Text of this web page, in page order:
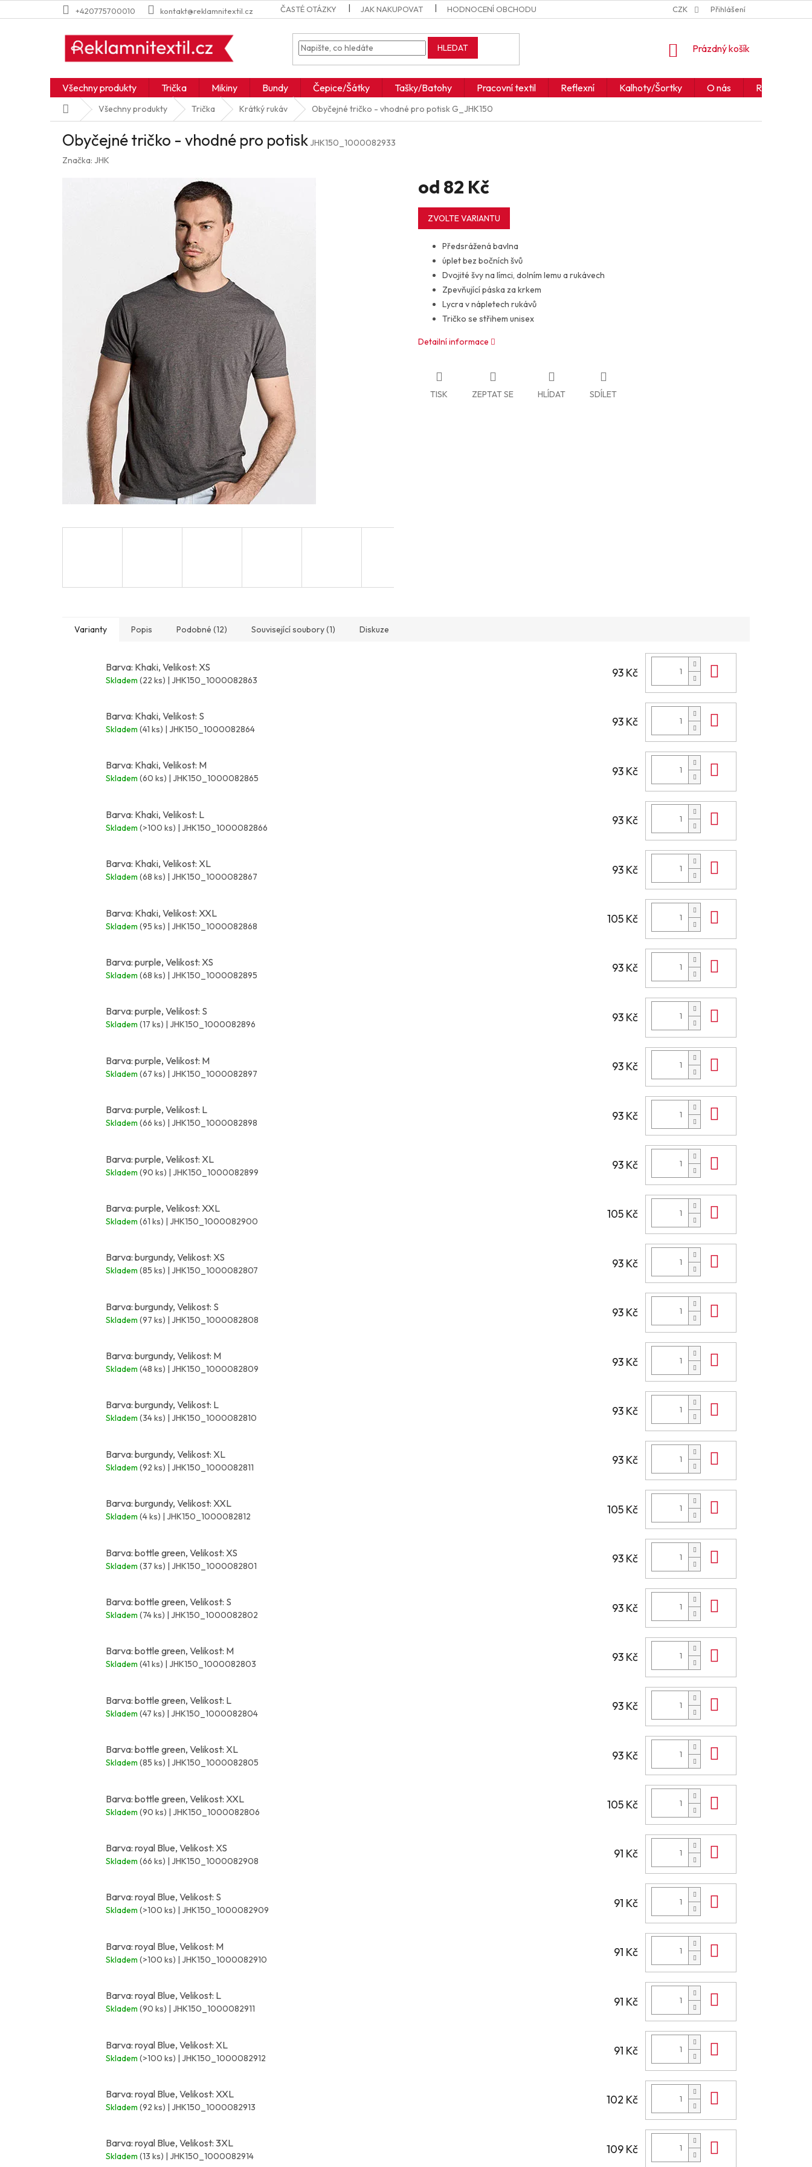
na
+420775700010 kontakt@reklamnitextil.cz ČASTÉ OTÁZKY JAK NAKUPOVAT HODNOCENÍ OBCHODU JAK ČÍST IKONY A SYMBOLY OBCHODNÍ
CZK Přihlášení
HLEDAT
NÁKUPNÍ
Prázdný košík
Všechny produkty Trička Mikiny Bundy Čepice/Šátky Tašky/Batohy Pracovní textil Reflexní Kalhoty/Šortky O nás Realizace
Domů Všechny produkty Trička Krátký rukáv Obyčejné tričko - vhodné pro potiskG_JHK150
Obyčejné tričko - vhodné pro potisk JHK150_1000082933
Značka: JHK
od 82 Kč
Měrná
cena:
ZVOLTE VARIANTU
Předsrážená bavlna
úplet bez bočních švů
Dvojité švy na límci, dolním lemu a rukávech
Zpevňující páska za krkem
Lycra v nápletech rukávů
Tričko se střihem unisex
Detailní informace
TISK ZEPTAT SE HLÍDAT SDÍLET
Varianty Popis Podobné (12) Související soubory (1) Diskuze
Barva: Khaki, Velikost: XS
Skladem (22 ks) | JHK150_1000082863
93 Kč
Barva: Khaki, Velikost: S
Skladem (41 ks) | JHK150_1000082864
93 Kč
Barva: Khaki, Velikost: M
Skladem (60 ks) | JHK150_1000082865
93 Kč
Barva: Khaki, Velikost: L
Skladem (>100 ks) | JHK150_1000082866
93 Kč
Barva: Khaki, Velikost: XL
Skladem (68 ks) | JHK150_1000082867
93 Kč
Barva: Khaki, Velikost: XXL
Skladem (95 ks) | JHK150_1000082868
105 Kč
Barva: purple, Velikost: XS
Skladem (68 ks) | JHK150_1000082895
93 Kč
Barva: purple, Velikost: S
Skladem (17 ks) | JHK150_1000082896
93 Kč
Barva: purple, Velikost: M
Skladem (67 ks) | JHK150_1000082897
93 Kč
Barva: purple, Velikost: L
Skladem (66 ks) | JHK150_1000082898
93 Kč
Barva: purple, Velikost: XL
Skladem (90 ks) | JHK150_1000082899
93 Kč
Barva: purple, Velikost: XXL
Skladem (61 ks) | JHK150_1000082900
105 Kč
Barva: burgundy, Velikost: XS
Skladem (85 ks) | JHK150_1000082807
93 Kč
Barva: burgundy, Velikost: S
Skladem (97 ks) | JHK150_1000082808
93 Kč
Barva: burgundy, Velikost: M
Skladem (48 ks) | JHK150_1000082809
93 Kč
Barva: burgundy, Velikost: L
Skladem (34 ks) | JHK150_1000082810
93 Kč
Barva: burgundy, Velikost: XL
Skladem (92 ks) | JHK150_1000082811
93 Kč
Barva: burgundy, Velikost: XXL
Skladem (4 ks) | JHK150_1000082812
105 Kč
Barva: bottle green, Velikost: XS
Skladem (37 ks) | JHK150_1000082801
93 Kč
Barva: bottle green, Velikost: S
Skladem (74 ks) | JHK150_1000082802
93 Kč
Barva: bottle green, Velikost: M
Skladem (41 ks) | JHK150_1000082803
93 Kč
Barva: bottle green, Velikost: L
Skladem (47 ks) | JHK150_1000082804
93 Kč
Barva: bottle green, Velikost: XL
Skladem (85 ks) | JHK150_1000082805
93 Kč
Barva: bottle green, Velikost: XXL
Skladem (90 ks) | JHK150_1000082806
105 Kč
Barva: royal Blue, Velikost: XS
Skladem (66 ks) | JHK150_1000082908
91 Kč
Barva: royal Blue, Velikost: S
Skladem (>100 ks) | JHK150_1000082909
91 Kč
Barva: royal Blue, Velikost: M
Skladem (>100 ks) | JHK150_1000082910
91 Kč
Barva: royal Blue, Velikost: L
Skladem (90 ks) | JHK150_1000082911
91 Kč
Barva: royal Blue, Velikost: XL
Skladem (>100 ks) | JHK150_1000082912
91 Kč
Barva: royal Blue, Velikost: XXL
Skladem (92 ks) | JHK150_1000082913
102 Kč
Barva: royal Blue, Velikost: 3XL
Skladem (13 ks) | JHK150_1000082914
109 Kč